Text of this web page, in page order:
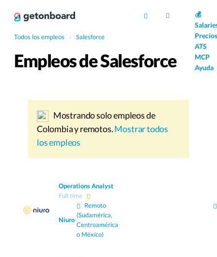
💰
Precios
ATS
MCP
Ayuda
Todos los empleos › Salesforce
Empleos de Salesforce
Mostrando solo empleos de
Colombia y remotos.Mostrar todos
los empleos
Operations Analyst
Full time
Niuro·
Remoto
(Sudamérica,
Centroamérica
o México)